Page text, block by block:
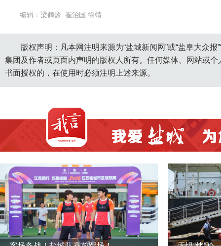
编辑：梁鹤龄 崔治国 徐靖
版权声明：凡本网注明来源为“盐城新闻网”或“盐阜大众
集团及作者或页面内声明的版权人所有。任何媒体、网站或
书面授权的，在使用时必须注明上述来源。